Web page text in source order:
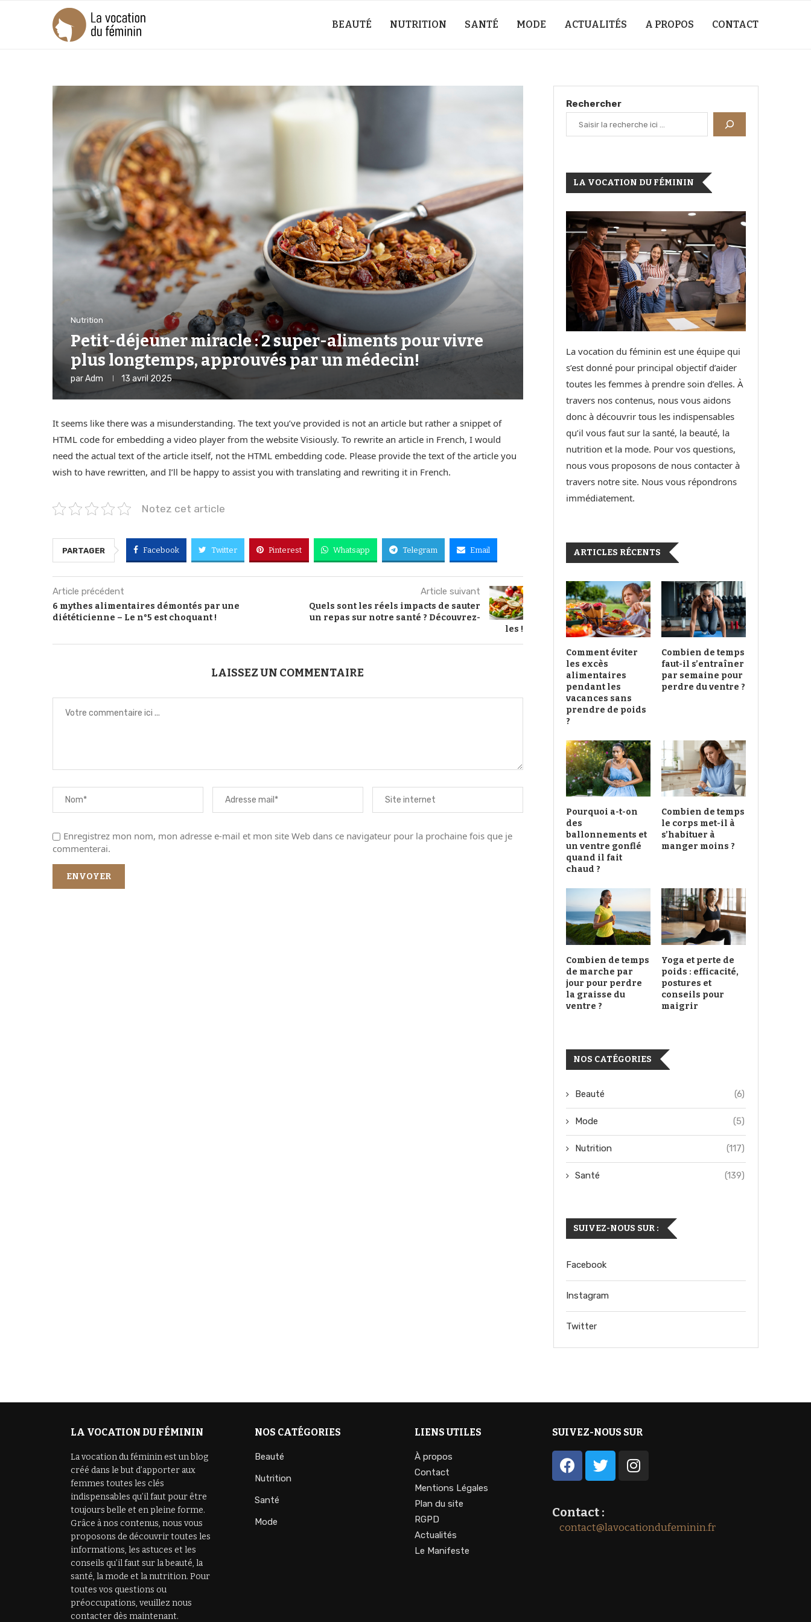
BEAUTÉ NUTRITION SANTÉ MODE ACTUALITÉS A PROPOS CONTACT
Nutrition
Petit-déjeuner miracle : 2 super-aliments pour vivre
plus longtemps, approuvés par un médecin!
parAdm 13 avril 2025
It seems like there was a misunderstanding. The text you’ve provided is not an article but rather a snippet of
HTML code for embedding a video player from the website Visiously. To rewrite an article in French, I would
need the actual text of the article itself, not the HTML embedding code. Please provide the text of the article you
wish to have rewritten, and I’ll be happy to assist you with translating and rewriting it in French.
Notez cet article
PARTAGER Facebook Twitter Pinterest Whatsapp Telegram Email
Article précédent
6 mythes alimentaires démontés par une
diététicienne – Le n°5 est choquant !
Article suivant
Quels sont les réels impacts de sauter
un repas sur notre santé ? Découvrez-
les !
LAISSEZ UN COMMENTAIRE
Enregistrez mon nom, mon adresse e-mail et mon site Web dans ce navigateur pour la prochaine fois que je
commenterai.
Rechercher
LA VOCATION DU FÉMININ
La vocation du féminin est une équipe qui
s’est donné pour principal objectif d’aider
toutes les femmes à prendre soin d’elles. À
travers nos contenus, nous vous aidons
donc à découvrir tous les indispensables
qu’il vous faut sur la santé, la beauté, la
nutrition et la mode. Pour vos questions,
nous vous proposons de nous contacter à
travers notre site. Nous vous répondrons
immédiatement.
ARTICLES RÉCENTS
Comment éviter
les excès
alimentaires
pendant les
vacances sans
prendre de poids
?
Combien de temps
faut-il s’entraîner
par semaine pour
perdre du ventre ?
Pourquoi a-t-on
des
ballonnements et
un ventre gonflé
quand il fait
chaud ?
Combien de temps
le corps met-il à
s’habituer à
manger moins ?
Combien de temps
de marche par
jour pour perdre
la graisse du
ventre ?
Yoga et perte de
poids : efficacité,
postures et
conseils pour
maigrir
NOS CATÉGORIES
Beauté (6)
Mode (5)
Nutrition (117)
Santé (139)
SUIVEZ-NOUS SUR :
Facebook
Instagram
Twitter
LA VOCATION DU FÉMININ
La vocation du féminin est un blog
créé dans le but d’apporter aux
femmes toutes les clés
indispensables qu’il faut pour être
toujours belle et en pleine forme.
Grâce à nos contenus, nous vous
proposons de découvrir toutes les
informations, les astuces et les
conseils qu’il faut sur la beauté, la
santé, la mode et la nutrition. Pour
toutes vos questions ou
préoccupations, veuillez nous
contacter dès maintenant.
NOS CATÉGORIES
Beauté
Nutrition
Santé
Mode
LIENS UTILES
À propos
Contact
Mentions Légales
Plan du site
RGPD
Actualités
Le Manifeste
SUIVEZ-NOUS SUR
Contact :
contact@lavocationdufeminin.fr